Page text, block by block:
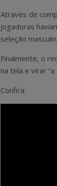
Através de
jogadoras
seleção
Finalmente, o
na tela e virar
Confira: